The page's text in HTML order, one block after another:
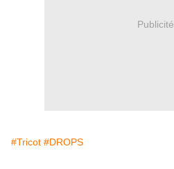
Publicité
#Tricot #DROPS